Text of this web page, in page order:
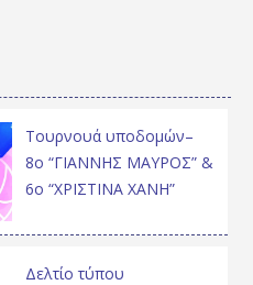
Τουρνουά υποδομών–
8ο “ΓΙΑΝΝΗΣ ΜΑΥΡΟΣ” &
6ο “ΧΡΙΣΤΙΝΑ ΧΑΝΗ”
Δελτίο τύπου